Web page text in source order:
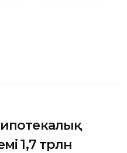
1,7 трлн